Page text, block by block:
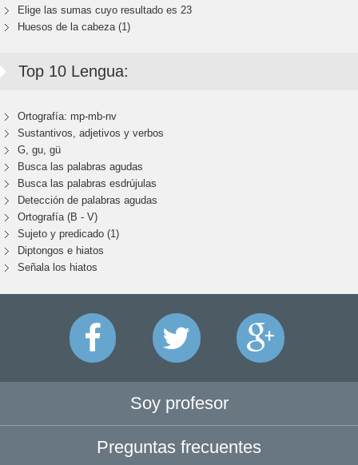
Elige las sumas cuyo resultado es 23
Huesos de la cabeza (1)
Top 10 Lengua:
Ortografía: mp-mb-nv
Sustantivos, adjetivos y verbos
G, gu, gü
Busca las palabras agudas
Busca las palabras esdrújulas
Detección de palabras agudas
Ortografía (B - V)
Sujeto y predicado (1)
Diptongos e hiatos
Señala los hiatos
Soy profesor
Preguntas frecuentes